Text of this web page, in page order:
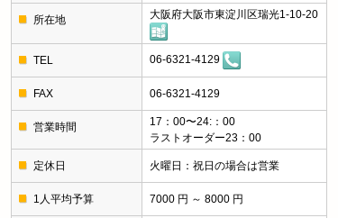
所在地 大阪府大阪市東淀川区瑞光1-10-20
TEL 06-6321-4129
FAX 06-6321-4129
営業時間
17：00〜24:：00
ラストオーダー23：00
定休日 火曜日：祝日の場合は営業
1人平均予算 7000 円 ～ 8000 円